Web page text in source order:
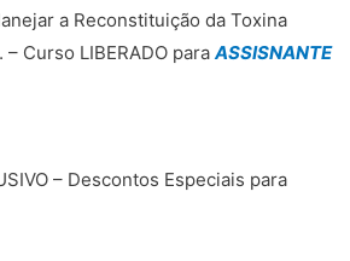
a Reconstituição da Toxina
– Curso LIBERADO paraASSISNANTE
– Descontos Especiais para